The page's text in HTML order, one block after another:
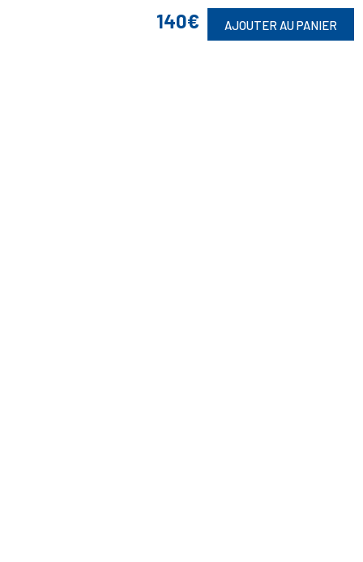
140€ AJOUTER AU PANIER